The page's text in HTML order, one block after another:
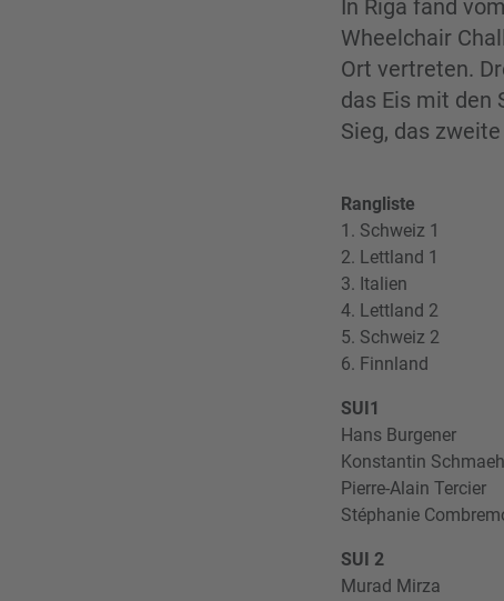
In Riga fand
Wheelchair
Ort vertreten.
das Eis mit den
Sieg, das
Rangliste
1. Schweiz 1
2. Lettland 1
3. Italien
4. Lettland 2
5. Schweiz 2
6. Finnland
SUI1
Hans Burgener
Konstantin Schmaeh
Pierre-Alain Tercier
Stéphanie
SUI 2
Murad Mirza